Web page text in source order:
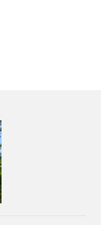
KONTAKTINFORMASJON
FOR
LARVIK
KIRKELIGE
FELLESRÅD